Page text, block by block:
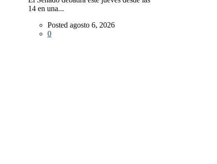
14 en una...
Posted agosto 6, 2026
0